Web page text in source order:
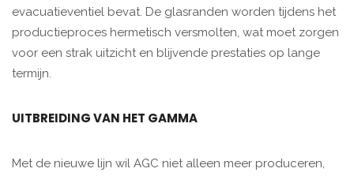
evacuatieventiel bevat. De glasranden worden tijdens het
productieproces hermetisch versmolten, wat moet zorgen
voor een strak uitzicht en blijvende prestaties op lange
termijn.
UITBREIDING VAN HET GAMMA
Met de nieuwe lijn wil AGC niet alleen meer produceren,